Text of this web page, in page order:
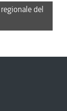
del